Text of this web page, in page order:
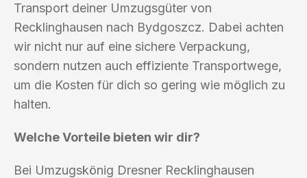
Transport deiner Umzugsgüter von
Recklinghausen nach Bydgoszcz. Dabei achten
wir nicht nur auf eine sichere Verpackung,
sondern nutzen auch effiziente Transportwege,
um die Kosten für dich so gering wie möglich zu
halten.
Welche Vorteile bieten wir dir?
Bei Umzugskönig Dresner Recklinghausen